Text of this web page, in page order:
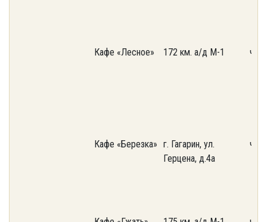
Кафе «Лесное» 172 км. а/д М-1
Кафе «Березка» г. Гагарин, ул.
Герцена, д.4а